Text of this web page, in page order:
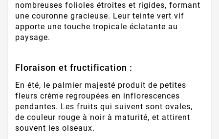
nombreuses folioles étroites et rigides, formant
une couronne gracieuse. Leur teinte vert vif
apporte une touche tropicale éclatante au
paysage.
Floraison et fructification :
En été, le palmier majesté produit de petites
fleurs crème regroupées en inflorescences
pendantes. Les fruits qui suivent sont ovales,
de couleur rouge à noir à maturité, et attirent
souvent les oiseaux.